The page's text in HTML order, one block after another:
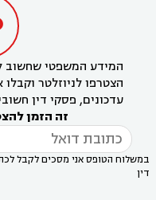
המידע המשפטי שחשוב
הצטרפו לניוזלטר
עדכונים, פסקי דין
זה הזמן
במשלוח הטופס אני מסכים לקבל
דין